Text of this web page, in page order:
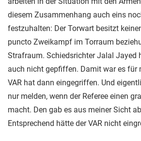
diesem Zusammenhang auch eins
festzuhalten: Der Torwart besitzt
puncto Zweikampf im Torraum
Strafraum. Schiedsrichter Jalal Jayed
auch nicht gepfiffen. Damit war es für
VAR hat dann eingegriffen. Und
nur melden, wenn der Referee einen
macht. Den gab es aus meiner Sicht
Entsprechend hätte der VAR nicht